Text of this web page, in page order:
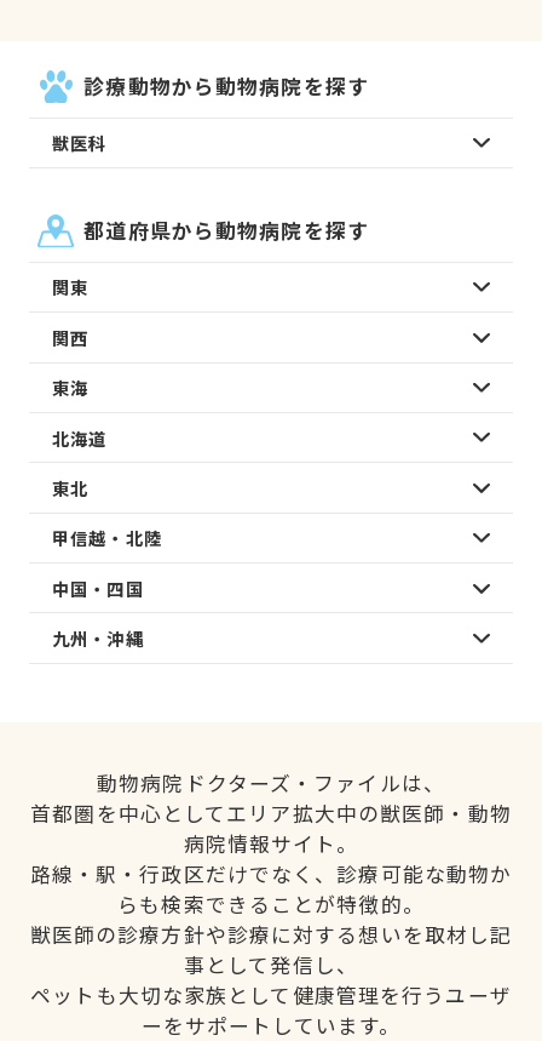
診療動物から動物病院を探す
獣医科
都道府県から動物病院を探す
関東
関西
東海
北海道
東北
甲信越・北陸
中国・四国
九州・沖縄
動物病院ドクターズ・ファイルは、
首都圏を中心としてエリア拡大中の獣医師・動物
病院情報サイト。
路線・駅・行政区だけでなく、診療可能な動物か
らも検索できることが特徴的。
獣医師の診療方針や診療に対する想いを取材し記
事として発信し、
ペットも大切な家族として健康管理を行うユーザ
ーをサポートしています。